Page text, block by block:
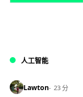
人工智能
Lawton 23 分